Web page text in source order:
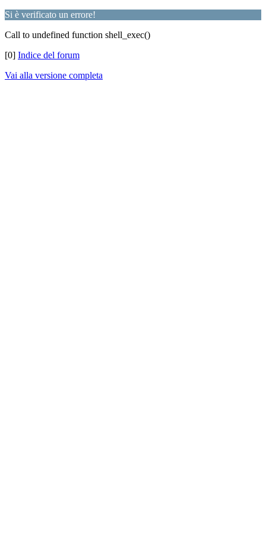
Si è verificato un errore!
Call to undefined function shell_exec()
[0] Indice del forum
Vai alla versione completa